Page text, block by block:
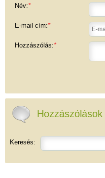
Név:*
E-mail cím:*
Hozzászólás:*
Hozzászólások
Keresés: